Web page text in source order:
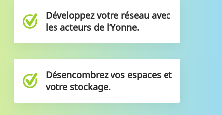
Développez votre réseau avec
les acteurs de l’Yonne.
Désencombrez vos espaces et
votre stockage.